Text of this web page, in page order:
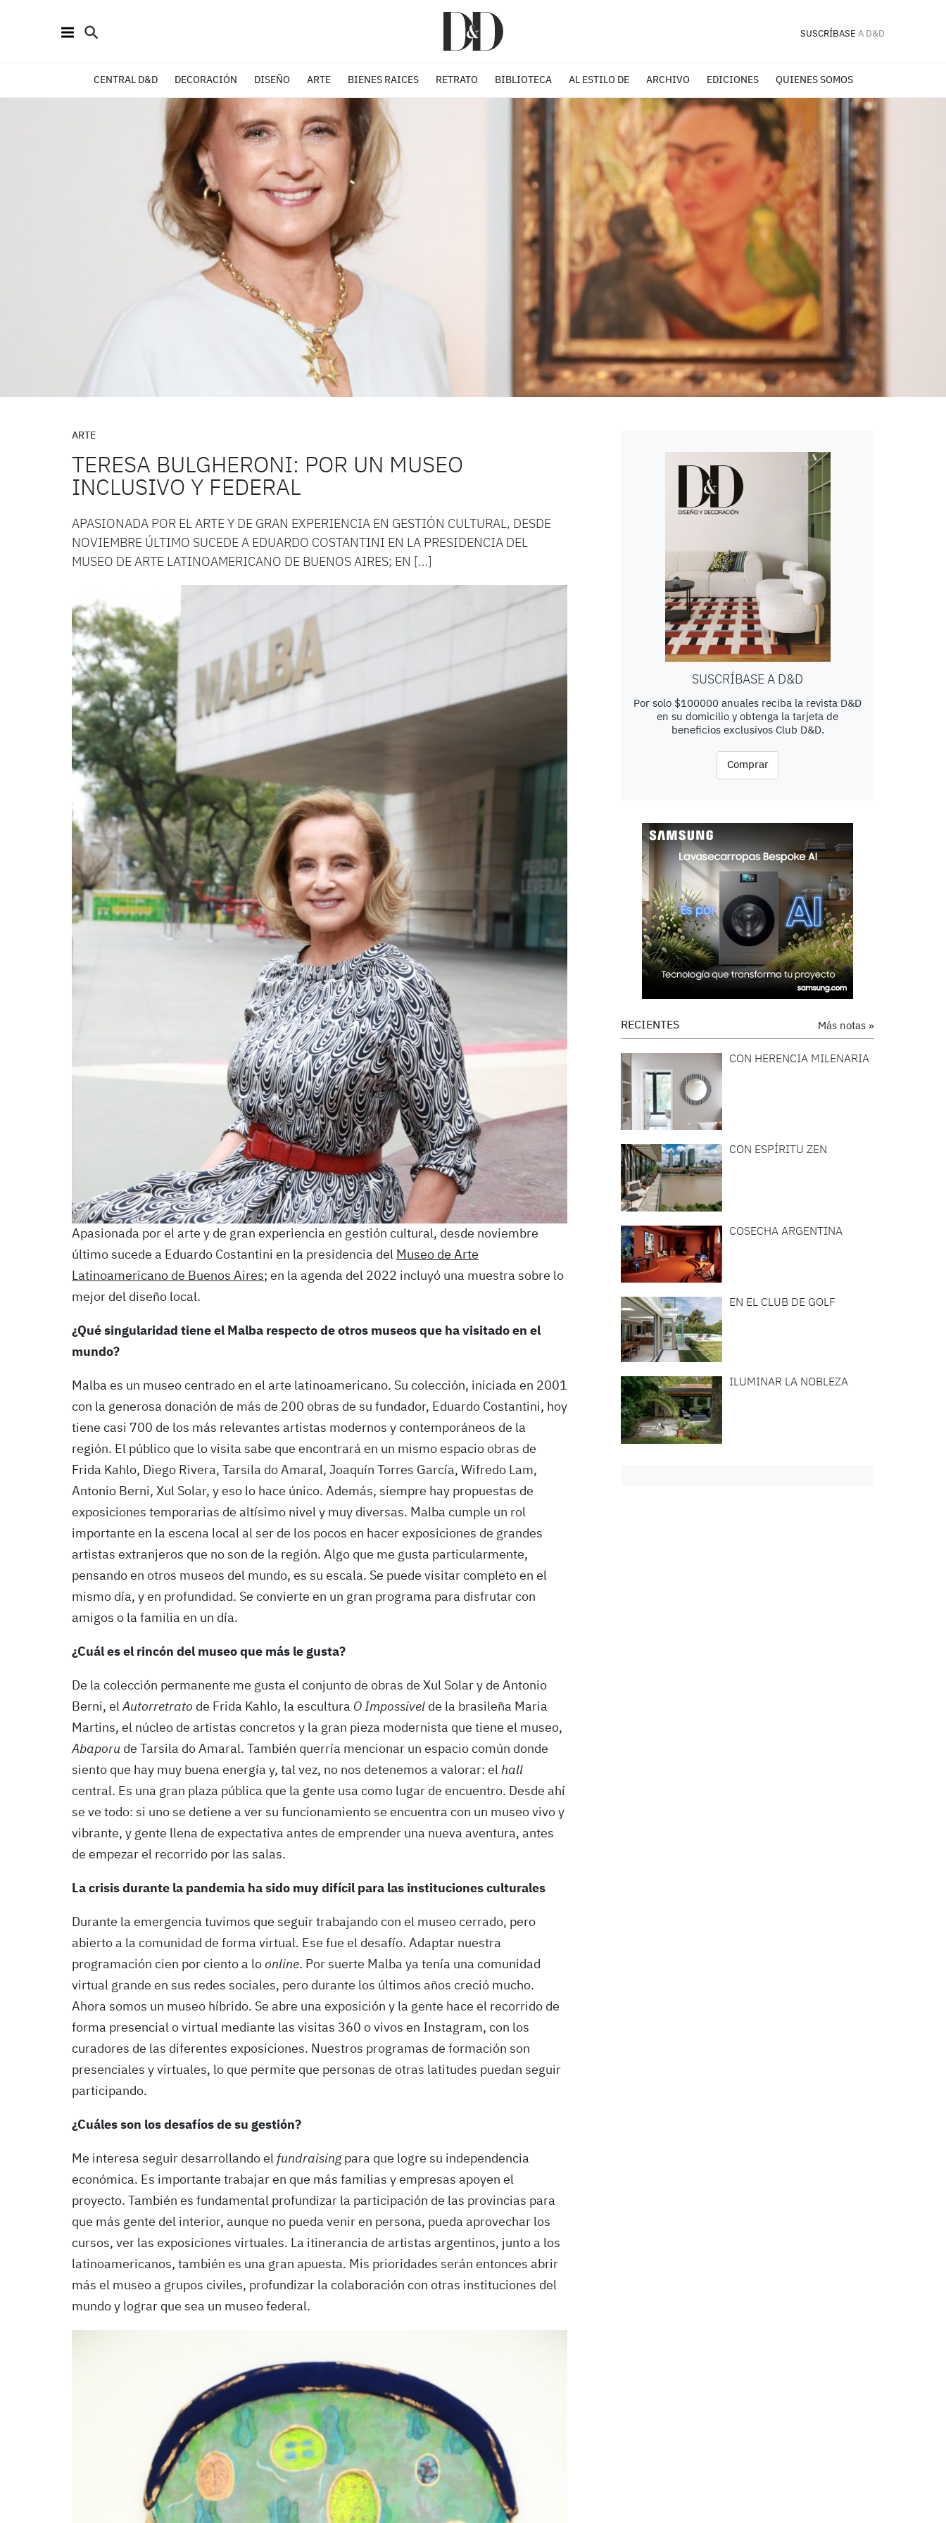
SUSCRÍBASE A D&D
CENTRAL D&D DECORACIÓN DISEÑO ARTE BIENES RAICES RETRATO BIBLIOTECA AL ESTILO DE ARCHIVO EDICIONES QUIENES SOMOS
ARTE
TERESA BULGHERONI: POR UN MUSEO
INCLUSIVO Y FEDERAL
APASIONADA POR EL ARTE Y DE GRAN EXPERIENCIA EN GESTIÓN CULTURAL, DESDE
NOVIEMBRE ÚLTIMO SUCEDE A EDUARDO COSTANTINI EN LA PRESIDENCIA DEL
MUSEO DE ARTE LATINOAMERICANO DE BUENOS AIRES; EN […]
Apasionada por el arte y de gran experiencia en gestión cultural, desde noviembre
último sucede a Eduardo Costantini en la presidencia del Museo de Arte
Latinoamericano de Buenos Aires; en la agenda del 2022 incluyó una muestra sobre lo
mejor del diseño local.
¿Qué singularidad tiene el Malba respecto de otros museos que ha visitado en el
mundo?
Malba es un museo centrado en el arte latinoamericano. Su colección, iniciada en 2001
con la generosa donación de más de 200 obras de su fundador, Eduardo Costantini, hoy
tiene casi 700 de los más relevantes artistas modernos y contemporáneos de la
región. El público que lo visita sabe que encontrará en un mismo espacio obras de
Frida Kahlo, Diego Rivera, Tarsila do Amaral, Joaquín Torres García, Wifredo Lam,
Antonio Berni, Xul Solar, y eso lo hace único. Además, siempre hay propuestas de
exposiciones temporarias de altísimo nivel y muy diversas. Malba cumple un rol
importante en la escena local al ser de los pocos en hacer exposiciones de grandes
artistas extranjeros que no son de la región. Algo que me gusta particularmente,
pensando en otros museos del mundo, es su escala. Se puede visitar completo en el
mismo día, y en profundidad. Se convierte en un gran programa para disfrutar con
amigos o la familia en un día.
¿Cuál es el rincón del museo que más le gusta?
De la colección permanente me gusta el conjunto de obras de Xul Solar y de Antonio
Berni, elAutorretrato de Frida Kahlo, la escultura O Impossivel de la brasileña Maria
Martins, el núcleo de artistas concretos y la gran pieza modernista que tiene el museo,
Abaporu de Tarsila do Amaral. También querría mencionar un espacio común donde
siento que hay muy buena energía y, tal vez, no nos detenemos a valorar: el hall
central. Es una gran plaza pública que la gente usa como lugar de encuentro. Desde ahí
se ve todo: si uno se detiene a ver su funcionamiento se encuentra con un museo vivo y
vibrante, y gente llena de expectativa antes de emprender una nueva aventura, antes
de empezar el recorrido por las salas.
La crisis durante la pandemia ha sido muy difícil para las instituciones culturales
Durante la emergencia tuvimos que seguir trabajando con el museo cerrado, pero
abierto a la comunidad de forma virtual. Ese fue el desafío. Adaptar nuestra
programación cien por ciento a lo online. Por suerte Malba ya tenía una comunidad
virtual grande en sus redes sociales, pero durante los últimos años creció mucho.
Ahora somos un museo híbrido. Se abre una exposición y la gente hace el recorrido de
forma presencial o virtual mediante las visitas 360 o vivos en Instagram, con los
curadores de las diferentes exposiciones. Nuestros programas de formación son
presenciales y virtuales, lo que permite que personas de otras latitudes puedan seguir
participando.
¿Cuáles son los desafíos de su gestión?
Me interesa seguir desarrollando el fundraising para que logre su independencia
económica. Es importante trabajar en que más familias y empresas apoyen el
proyecto. También es fundamental profundizar la participación de las provincias para
que más gente del interior, aunque no pueda venir en persona, pueda aprovechar los
cursos, ver las exposiciones virtuales. La itinerancia de artistas argentinos, junto a los
latinoamericanos, también es una gran apuesta. Mis prioridades serán entonces abrir
más el museo a grupos civiles, profundizar la colaboración con otras instituciones del
mundo y lograr que sea un museo federal.
SUSCRÍBASE A D&D
Por solo $100000 anuales reciba la revista D&D
en su domicilio y obtenga la tarjeta de
beneficios exclusivos Club D&D.
Comprar
Más notas »
RECIENTES
CON HERENCIA MILENARIA
CON ESPÍRITU ZEN
COSECHA ARGENTINA
EN EL CLUB DE GOLF
ILUMINAR LA NOBLEZA